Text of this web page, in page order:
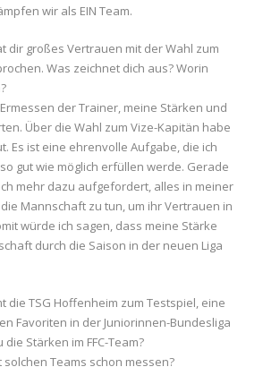
wir als EIN Team.
dir großes Vertrauen mit der Wahl zum
Was zeichnet dich aus? Worin
der Trainer, meine Stärken und
Über die Wahl zum Vize-Kapitän habe
Es ist eine ehrenvolle Aufgabe, die ich
gut wie möglich erfüllen werde. Gerade
mehr dazu aufgefordert, alles in meiner
Mannschaft zu tun, um ihr Vertrauen in
würde ich sagen, dass meine Stärke
durch die Saison in der neuen Liga
die TSG Hoffenheim zum Testspiel, eine
Favoriten in der Juniorinnen-Bundesliga
Stärken im FFC-Team?
solchen Teams schon messen?